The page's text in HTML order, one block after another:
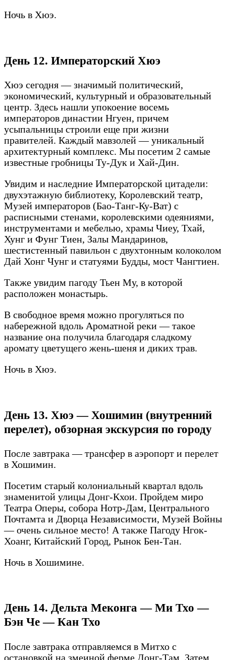
Ночь в Хюэ.
День 12. Императорский Хюэ
Хюэ сегодня — значимый политический,
экономический, культурный и образовательный
центр. Здесь нашли упокоение восемь
императоров династии Нгуен, причем
усыпальницы строили еще при жизни
правителей. Каждый мавзолей — уникальный
архитектурный комплекс. Мы посетим 2 самые
известные гробницы Ту-Дук и Хай-Дин.
Увидим и наследние Императорской цитадели:
двухэтажную библиотеку, Королевский театр,
Музей императоров (Бао-Танг-Ку-Ват) с
расписными стенами, королевскими одеяниями,
инструментами и мебелью, храмы Чиеу, Тхай,
Хунг и Фунг Тиен, Залы Мандаринов,
шестистенный павильон с двухтонным колоколом
Дай Хонг Чунг и статуями Будды, мост Чангтиен.
Также увидим пагоду Тьен Му, в которой
расположен монастырь.
В свободное время можно прогуляться по
набережной вдоль Ароматной реки — такое
название она получила благодаря сладкому
аромату цветущего жень-шеня и диких трав.
Ночь в Хюэ.
День 13. Хюэ — Хошимин (внутренний
перелет), обзорная экскурсия по городу
После завтрака — трансфер в аэропорт и перелет
в Хошимин.
Посетим старый колониальный квартал вдоль
знаменитой улицы Донг-Кхои. Пройдем миро
Театра Оперы, собора Нотр-Дам, Центрального
Почтамта и Дворца Независимости, Музей Войны
— очень сильное место! А также Пагоду Нгок-
Хоанг, Китайский Город, Рынок Бен-Тан.
Ночь в Хошимине.
День 14. Дельта Меконга — Ми Тхо —
Бэн Че — Кан Тхо
После завтрака отправляемся в Митхо с
остановкой на змеиной ферме Донг-Там. Затем